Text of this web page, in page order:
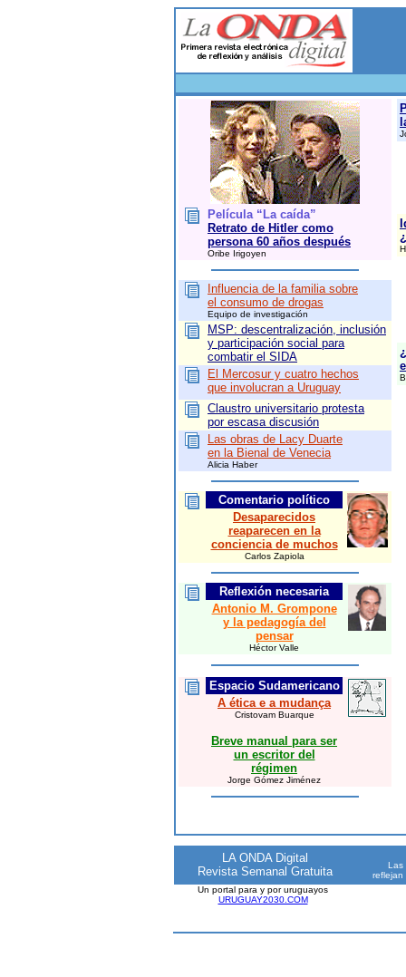
Película “La caída”
Retrato de Hitler como
persona 60 años después
Oribe Irigoyen
Influencia de la familia sobre
el consumo de drogas
Equipo de investigación
MSP: descentralización, inclusión
y participación social para
combatir el SIDA
El Mercosur y cuatro hechos
que involucran a Uruguay
Claustro universitario protesta
por escasa discusión
Las obras de Lacy Duarte
en la Bienal de Venecia
Alicia Haber
Comentario político
Desaparecidos
reaparecen en la
conciencia de muchos
Carlos Zapiola
Reflexión necesaria
Antonio M. Grompone
y la pedagogía del
pensar
Héctor Valle
Espacio Sudamericano
A ética e a mudança
Cristovam Buarque
Breve manual para ser
un escritor del
régimen
Jorge Gómez Jiménez
LA ONDA Digital
Revista Semanal Gratuita
Las
Un portal para y por uruguayos
URUGUAY2030.COM